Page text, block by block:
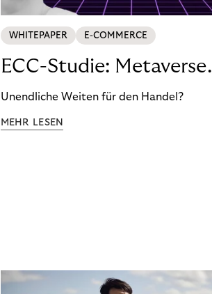
WHITEPAPER E-COMMERCE
ECC-Studie: Metaverse.
Unendliche Weiten für den Handel?
MEHR LESEN